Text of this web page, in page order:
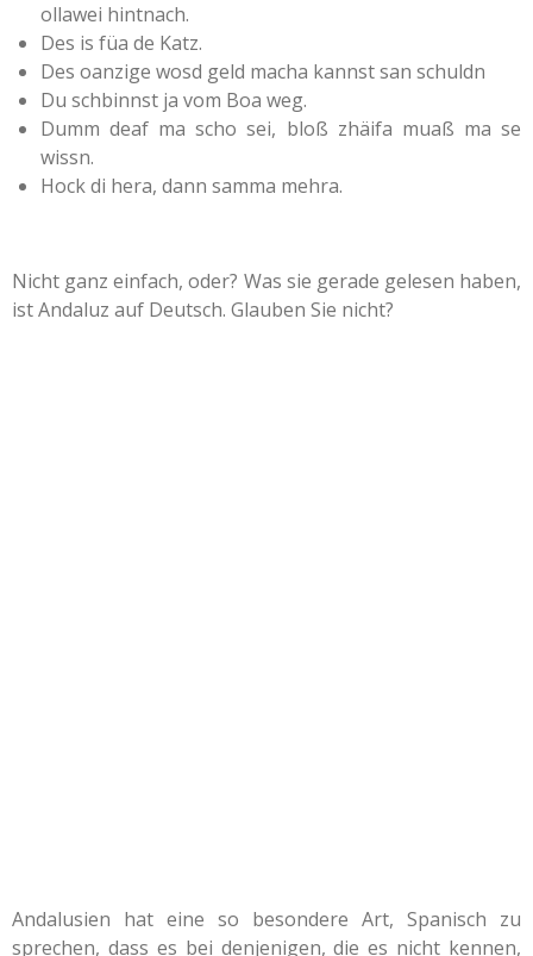
ollawei hintnach.
Des is füa de Katz.
Des oanzige wosd geld macha kannst san schuldn
Du schbinnst ja vom Boa weg.
Dumm deaf ma scho sei, bloß zhäifa muaß ma se
wissn.
Hock di hera, dann samma mehra.
Nicht ganz einfach, oder? Was sie gerade gelesen haben,
ist Andaluz auf Deutsch. Glauben Sie nicht?
Andalusien hat eine so besondere Art, Spanisch zu
sprechen, dass es bei denjenigen, die es nicht kennen,